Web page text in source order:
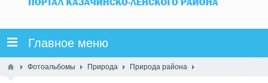
Главное меню
Фотоальбомы Природа Природа района